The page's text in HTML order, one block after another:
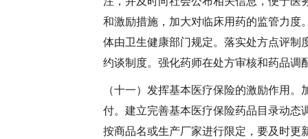
和激励措施，加大对临床用药的监管力度
体由卫生健康部门规定。落实处方点评制
约谈制度。强化药师在处方审核和药品调
（十一）发挥基本医疗保险的激励作用。
付。建立完善基本医疗保险药品目录动态
按商品名或生产厂家进行限定，要及时更